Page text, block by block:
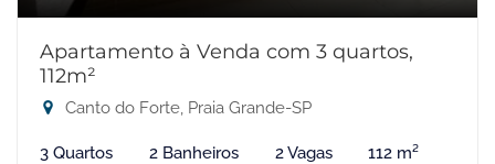
Apartamento à Venda com 3 quartos,
112m²
Canto do Forte, Praia Grande-SP
3 Quartos 2 Banheiros 2 Vagas 112 m²